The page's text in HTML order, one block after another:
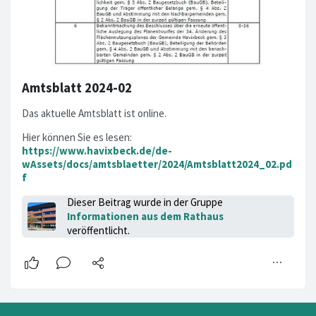
Amtsblatt 2024-02
Das aktuelle Amtsblatt ist online.
Hier können Sie es lesen:
https://www.havixbeck.de/de-
wAssets/docs/amtsblaetter/2024/Amtsblatt2024_02.pd
f
Dieser Beitrag wurde in der Gruppe
Informationen aus dem Rathaus
veröffentlicht.